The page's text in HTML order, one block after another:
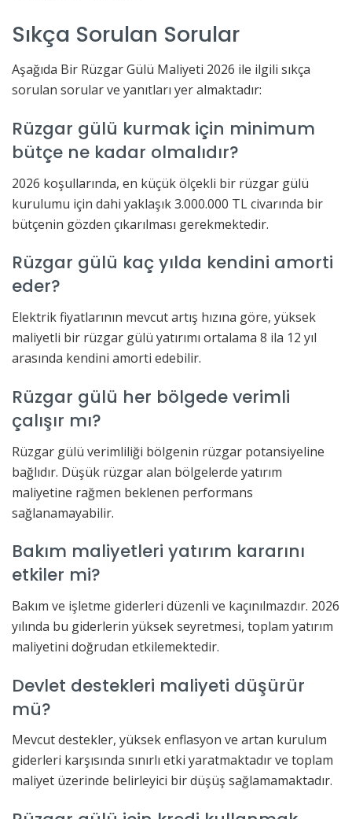
Sıkça Sorulan Sorular
Aşağıda Bir Rüzgar Gülü Maliyeti 2026 ile ilgili sıkça
sorulan sorular ve yanıtları yer almaktadır:
Rüzgar gülü kurmak için minimum
bütçe ne kadar olmalıdır?
2026 koşullarında, en küçük ölçekli bir rüzgar gülü
kurulumu için dahi yaklaşık 3.000.000 TL civarında bir
bütçenin gözden çıkarılması gerekmektedir.
Rüzgar gülü kaç yılda kendini amorti
eder?
Elektrik fiyatlarının mevcut artış hızına göre, yüksek
maliyetli bir rüzgar gülü yatırımı ortalama 8 ila 12 yıl
arasında kendini amorti edebilir.
Rüzgar gülü her bölgede verimli
çalışır mı?
Rüzgar gülü verimliliği bölgenin rüzgar potansiyeline
bağlıdır. Düşük rüzgar alan bölgelerde yatırım
maliyetine rağmen beklenen performans
sağlanamayabilir.
Bakım maliyetleri yatırım kararını
etkiler mi?
Bakım ve işletme giderleri düzenli ve kaçınılmazdır. 2026
yılında bu giderlerin yüksek seyretmesi, toplam yatırım
maliyetini doğrudan etkilemektedir.
Devlet destekleri maliyeti düşürür
mü?
Mevcut destekler, yüksek enflasyon ve artan kurulum
giderleri karşısında sınırlı etki yaratmaktadır ve toplam
maliyet üzerinde belirleyici bir düşüş sağlamamaktadır.